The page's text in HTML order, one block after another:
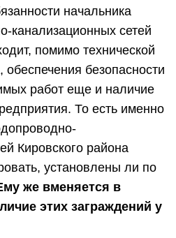
начальника
канализационных сетей
помимо технической
обеспечения безопасности
работ еще и наличие
То есть именно
Кировского района
установлены ли по
же вменяется в
этих заграждений у